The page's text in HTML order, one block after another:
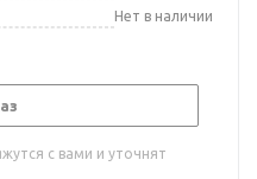
Нет в наличии
с вами и уточнят